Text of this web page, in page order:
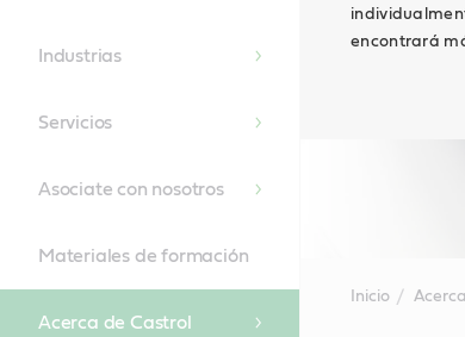
encontrará
Industrias
Servicios
Asociate con nosotros
Materiales de formación
Acerca de Castrol
Inicio